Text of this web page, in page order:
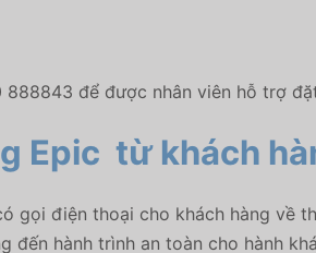
để được nhân viên hỗ trợ
Epic từ khách
gọi điện thoại cho khách hàng về
đến hành trình an toàn cho hành